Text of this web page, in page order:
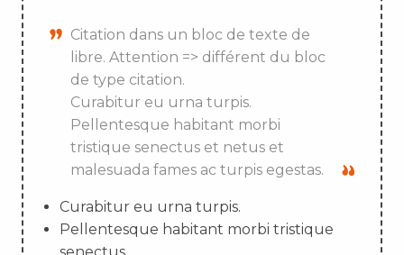
Citation dans un bloc de texte de
libre. Attention => différent du bloc
de type citation.
Curabitur eu urna turpis.
Pellentesque habitant morbi
tristique senectus et netus et
malesuada fames ac turpis egestas.
Curabitur eu urna turpis.
Pellentesque habitant morbi tristique